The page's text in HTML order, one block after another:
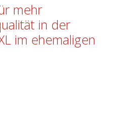
mehr
in der
im ehemaligen